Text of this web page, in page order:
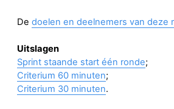
De doelen en deelnemers van deze
Uitslagen
Sprint staande start één ronde;
Criterium 60 minuten;
Criterium 30 minuten.